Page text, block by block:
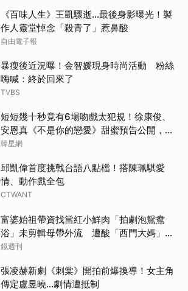
生田
白鹿
王楚
IU《
《百味人生》王凱驟逝…最後身影曝光！製
作人靈堂悼念「殺青了」惹鼻酸
自由電子報
暴瘦後近況曝！金智媛現身時尚活動 粉絲
嗨喊：終於回來了
TVBS
短短幾十秒竟有6場吻戲太犯規！徐康俊、
安恩真《不是你的戀愛》甜蜜預告公開，網
友直呼：太期待了！
韓星網
邱凱偉首度挑戰台語八點檔！搭陳珮騏愛
情、動作戲全包
CTWANT
富婆始祖帶資找當紅小鮮肉「拍劇泡鴛鴦
浴」未剪輯母帶外流 遭酸「西門大媽」真
實年齡曝
鏡週刊
張凌赫新劇《刺棠》開拍前爆換導！女主角
傳定盧昱曉…劇情遭抵制